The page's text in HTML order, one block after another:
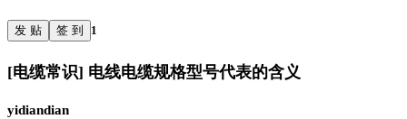
发 贴 签 到 1
[电缆常识] 电线电缆规格型号代表的含义
yidiandian